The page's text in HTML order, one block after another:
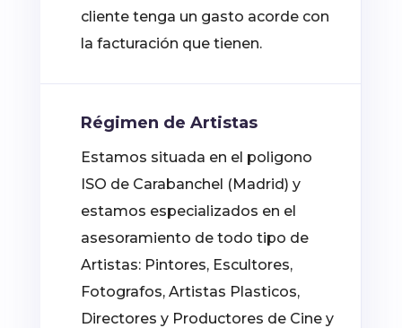
cliente tenga un gasto acorde con
la facturación que tienen.
Régimen de Artistas
Estamos situada en el poligono
ISO de Carabanchel (Madrid) y
estamos especializados en el
asesoramiento de todo tipo de
Artistas: Pintores, Escultores,
Fotografos, Artistas Plasticos,
Directores y Productores de Cine y